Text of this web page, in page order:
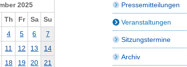
2025
Th Fr Sa
Su
4 5 6
7
11 12 13
14
18 19 20
21
Pressemitteilungen
Veranstaltungen
Sitzungstermine
Archiv